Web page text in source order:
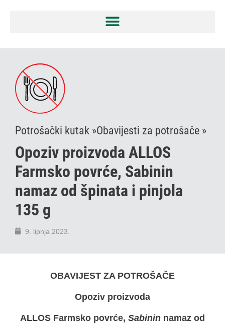
Potrošački kutak »Obavijesti za potrošače »
Opoziv proizvoda ALLOS
Farmsko povrće, Sabinin
namaz od špinata i pinjola
135 g
9. lipnja 2023.
OBAVIJEST ZA POTROŠAČE
Opoziv proizvoda
ALLOS Farmsko povrće, Sabinin namaz od